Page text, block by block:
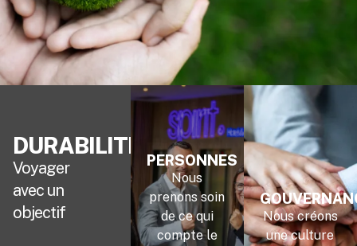
DURABILITÉ
Voyager
avec un
objectif
PERSONNES
Nous
prenons soin
de ce qui
compte le
Nous créons
une culture